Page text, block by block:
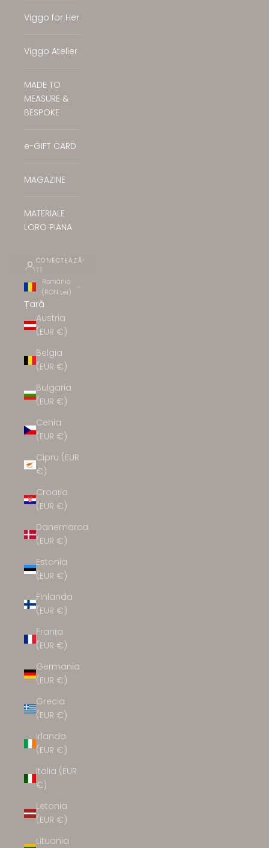
Viggo for Her
Viggo Atelier
MADE TO
MEASURE &
BESPOKE
e-GIFT CARD
MAGAZINE
MATERIALE
LORO PIANA
CONECTEAZĂ-
TE
România
(RON Lei)
Țară
Austria
(EUR €)
Belgia
(EUR €)
Bulgaria
(EUR €)
Cehia
(EUR €)
Cipru (EUR
€)
Croația
(EUR €)
Danemarca
(EUR €)
Estonia
(EUR €)
Finlanda
(EUR €)
Franța
(EUR €)
Germania
(EUR €)
Grecia
(EUR €)
Irlanda
(EUR €)
Italia (EUR
€)
Letonia
(EUR €)
Lituania